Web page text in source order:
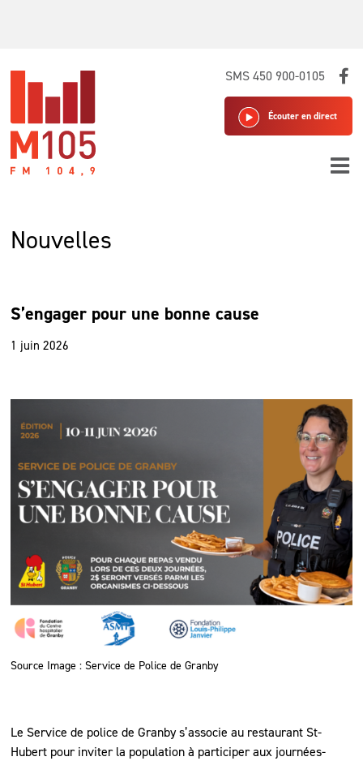
SMS 450 900-0105
Écouter en direct
Nouvelles
S’engager pour une bonne cause
1 juin 2026
Source Image : Service de Police de Granby
Le Service de police de Granby s’associe au restaurant St-
Hubert pour inviter la population à participer aux journées-